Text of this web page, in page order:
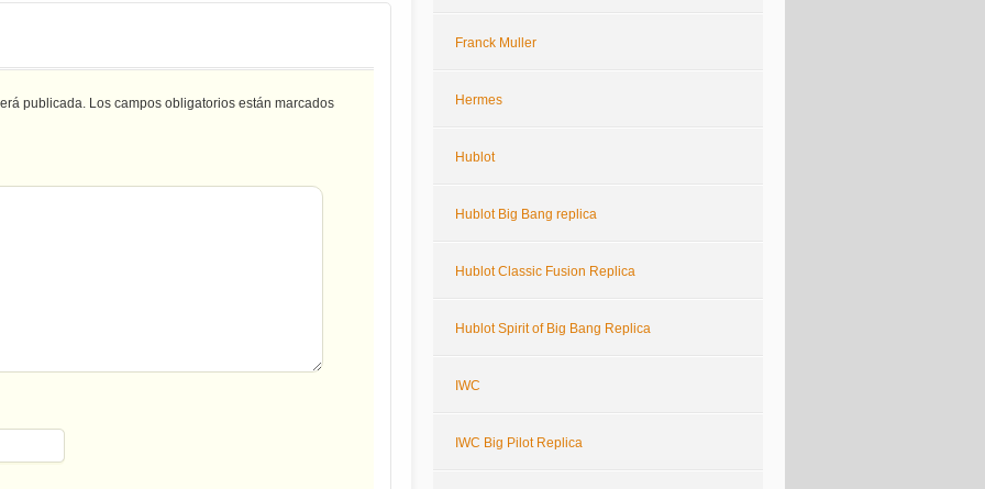
publicada. Los campos obligatorios están marcados
Franck Muller
Hermes
Hublot
Hublot Big Bang replica
Hublot Classic Fusion Replica
Hublot Spirit of Big Bang Replica
IWC
IWC Big Pilot Replica